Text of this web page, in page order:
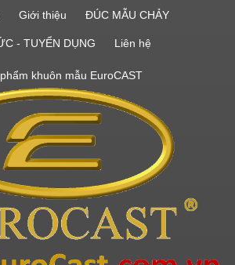
Giới thiệu ĐÚC MẪU CHẢY
- TUYỂN DỤNG Liên hệ
khuôn mẫu EuroCAST